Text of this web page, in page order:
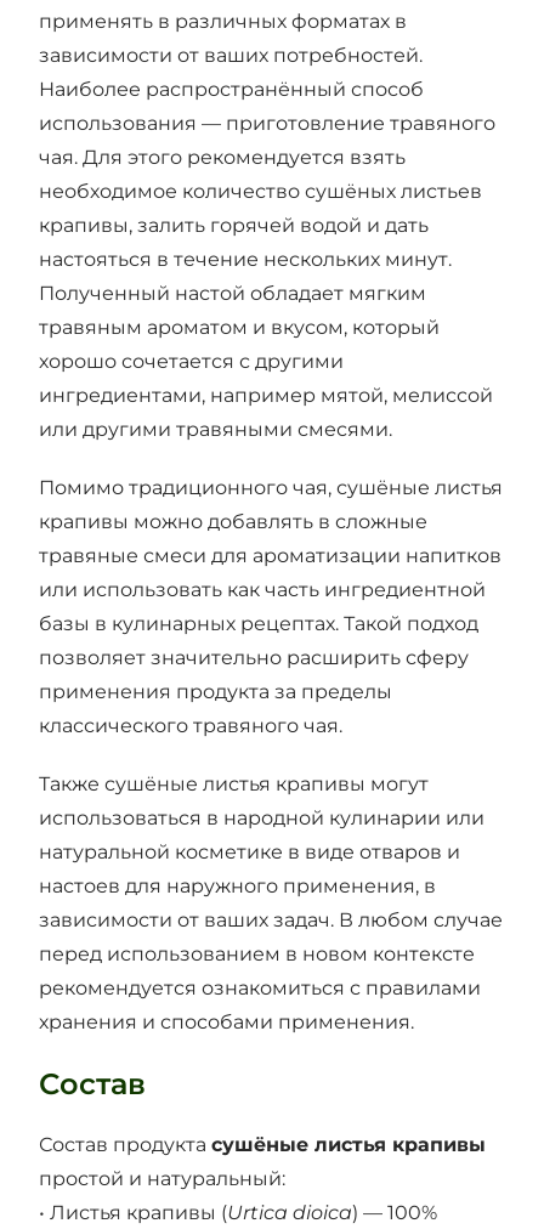
применять в различных форматах в
зависимости от ваших потребностей.
Наиболее распространённый способ
использования — приготовление травяного
чая. Для этого рекомендуется взять
необходимое количество сушёных листьев
крапивы, залить горячей водой и дать
настояться в течение нескольких минут.
Полученный настой обладает мягким
травяным ароматом и вкусом, который
хорошо сочетается с другими
ингредиентами, например мятой, мелиссой
или другими травяными смесями.
Помимо традиционного чая, сушёные листья
крапивы можно добавлять в сложные
травяные смеси для ароматизации напитков
или использовать как часть ингредиентной
базы в кулинарных рецептах. Такой подход
позволяет значительно расширить сферу
применения продукта за пределы
классического травяного чая.
Также сушёные листья крапивы могут
использоваться в народной кулинарии или
натуральной косметике в виде отваров и
настоев для наружного применения, в
зависимости от ваших задач. В любом случае
перед использованием в новом контексте
рекомендуется ознакомиться с правилами
хранения и способами применения.
Состав
Состав продуктасушёные листья крапивы
простой и натуральный:
• Листья крапивы (Urtica dioica) — 100%